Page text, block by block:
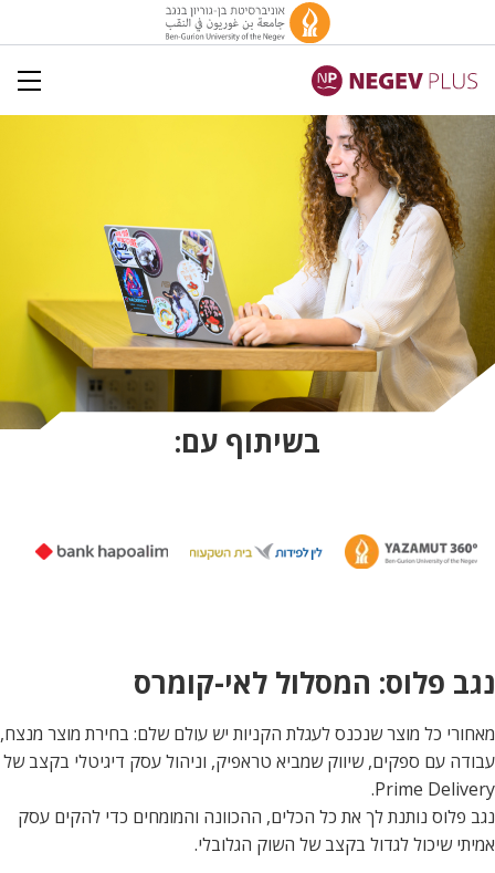
מהנגב לאמזון, ביחד
בשיתוף עם:
נגב פלוס: המסלול לאי-קומרס
מאחורי כל מוצר שנכנס לעגלת הקניות יש עולם שלם: בחירת מוצר מנצח,
עבודה עם ספקים, שיווק שמביא טראפיק, וניהול עסק דיגיטלי בקצב של
Prime Delivery
.
נגב פלוס נותנת לך את כל הכלים, ההכוונה והמומחים כדי להקים עסק
אמיתי שיכול לגדול בקצב של השוק הגלובלי.